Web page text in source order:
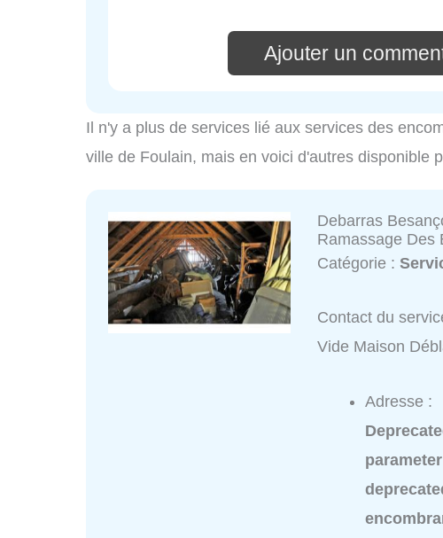
Ajouter un
Il n'y a plus de services lié aux services des
ville de Foulain, mais en voici d'autres disponible
Debarras
Ramassage Des
Catégorie :
Contact du
Vide Maison
Adresse :